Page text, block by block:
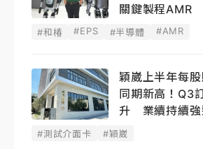
關鍵製程AMR
#和椿 #EPS #半導體 #AMR
穎崴上半年每
同期新高！Q3
升 業續持續強
#測試介面卡 #穎崴